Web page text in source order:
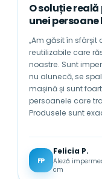
O soluție
unei
„Am găsit în
reutilizabile care răspund
noastre. Sunt
nu alunecă, se spală foarte bine la
mașină și sunt
persoanele care
Produsele sunt
FP
Felicia P.
Aleză
cm